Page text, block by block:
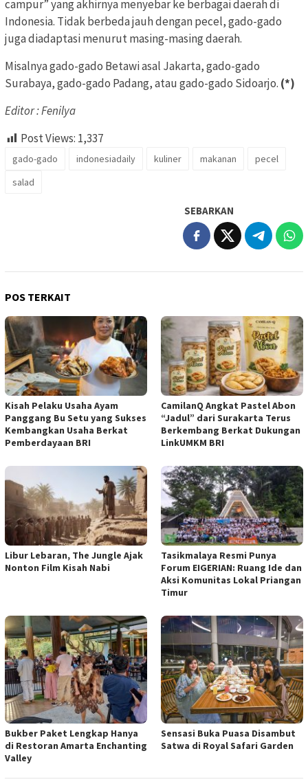
campur” yang akhirnya menyebar ke berbagai daerah di
Indonesia. Tidak berbeda jauh dengan pecel, gado-gado
juga diadaptasi menurut masing-masing daerah.
Misalnya gado-gado Betawi asal Jakarta, gado-gado
Surabaya, gado-gado Padang, atau gado-gado Sidoarjo. (*)
Editor : Fenilya
Post Views: 1,337
gado-gado indonesiadaily kuliner makanan
pecel
salad
SEBARKAN
POS TERKAIT
Kisah Pelaku Usaha Ayam
Panggang Bu Setu yang Sukses
Kembangkan Usaha Berkat
Pemberdayaan BRI
CamilanQ Angkat Pastel Abon
“Jadul” dari Surakarta Terus
Berkembang Berkat Dukungan
LinkUMKM BRI
Libur Lebaran, The Jungle Ajak
Nonton Film Kisah Nabi
Tasikmalaya Resmi Punya
Forum EIGERIAN: Ruang Ide dan
Aksi Komunitas Lokal Priangan
Timur
Bukber Paket Lengkap Hanya
di Restoran Amarta Enchanting
Valley
Sensasi Buka Puasa Disambut
Satwa di Royal Safari Garden